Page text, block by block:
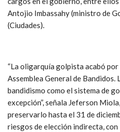
Antojio Imbassahy (ministro de
(Ciudades).
“La oligarquía golpista acabó
Assemblea General de
bandidismo como el sistema de
excepción”, señala Jeferson
preservarlo hasta el 31 de
riesgos de elección indirecta,